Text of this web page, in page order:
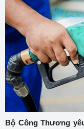
Bộ Công Thương